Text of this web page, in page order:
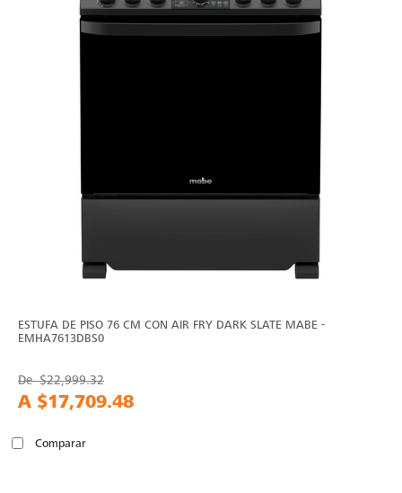
ESTUFA DE PISO 76 CM CON AIR FRY DARK SLATE MABE -
EMHA7613DBS0
De$22,999.32
A $17,709.48
Comparar